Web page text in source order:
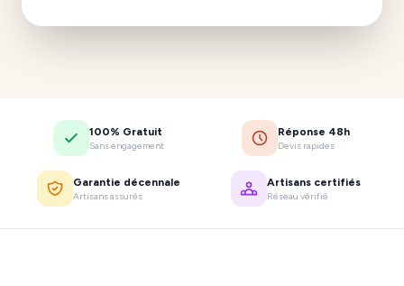
100% Gratuit
Sans engagement
Réponse 48h
Devis rapides
Garantie décennale
Artisans assurés
Artisans certifiés
Réseau vérifié